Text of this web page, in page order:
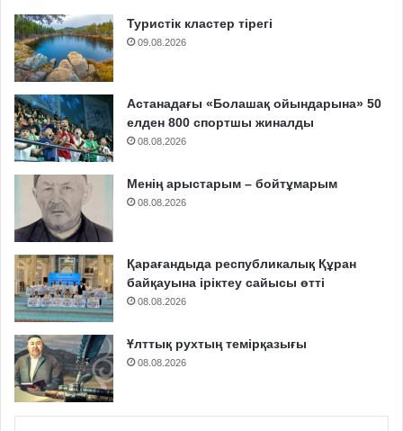
Туристік кластер тірегі
09.08.2026
Астанадағы «Болашақ ойындарына» 50
елден 800 спортшы жиналды
08.08.2026
Менің арыстарым – бойтұмарым
08.08.2026
Қарағандыда республикалық Құран
байқауына іріктеу сайысы өтті
08.08.2026
Ұлттық рухтың темірқазығы
08.08.2026